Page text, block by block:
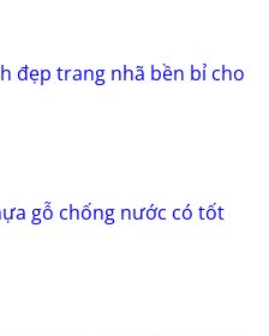
đẹp trang nhã bền bỉ cho
gỗ chống nước có tốt